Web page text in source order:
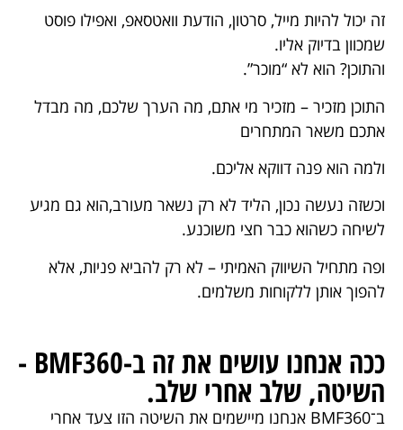
זה יכול להיות מייל, סרטון, הודעת וואטסאפ, ואפילו פוסט
שמכוון בדיוק אליו.
והתוכן? הוא לא “מוכר”.
התוכן מזכיר – מזכיר מי אתם, מה הערך שלכם, מה מבדל
אתכם משאר המתחרים
ולמה הוא פנה דווקא אליכם.
וכשזה נעשה נכון, הליד לא רק נשאר מעורב,הוא גם מגיע
לשיחה כשהוא כבר חצי משוכנע.
ופה מתחיל השיווק האמיתי – לא רק להביא פניות, אלא
להפוך אותן ללקוחות משלמים.
ככה אנחנו עושים את זה ב-BMF360 -
השיטה, שלב אחרי שלב.
ב־BMF360 אנחנו מיישמים את השיטה הזו צעד אחרי